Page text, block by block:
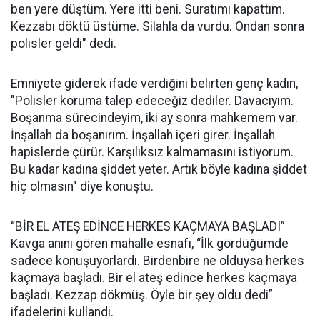
ben yere düştüm. Yere itti beni. Suratımı kapattım.
Kezzabı döktü üstüme. Silahla da vurdu. Ondan sonra
polisler geldi" dedi.
Emniyete giderek ifade verdiğini belirten genç kadın,
"Polisler koruma talep edeceğiz dediler. Davacıyım.
Boşanma sürecindeyim, iki ay sonra mahkemem var.
İnşallah da boşanırım. İnşallah içeri girer. İnşallah
hapislerde çürür. Karşılıksız kalmamasını istiyorum.
Bu kadar kadına şiddet yeter. Artık böyle kadına şiddet
hiç olmasın" diye konuştu.
“BİR EL ATEŞ EDİNCE HERKES KAÇMAYA BAŞLADI”
Kavga anını gören mahalle esnafı, “İlk gördüğümde
sadece konuşuyorlardı. Birdenbire ne olduysa herkes
kaçmaya başladı. Bir el ateş edince herkes kaçmaya
başladı. Kezzap dökmüş. Öyle bir şey oldu dedi”
ifadelerini kullandı.